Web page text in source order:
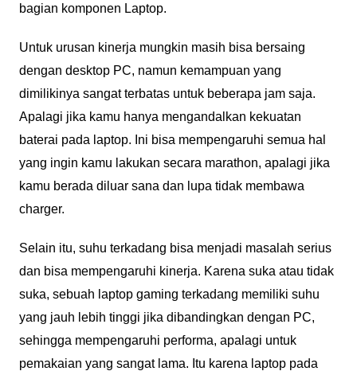
bagian komponen Laptop.
Untuk urusan kinerja mungkin masih bisa bersaing
dengan desktop PC, namun kemampuan yang
dimilikinya sangat terbatas untuk beberapa jam saja.
Apalagi jika kamu hanya mengandalkan kekuatan
baterai pada laptop. Ini bisa mempengaruhi semua hal
yang ingin kamu lakukan secara marathon, apalagi jika
kamu berada diluar sana dan lupa tidak membawa
charger.
Selain itu, suhu terkadang bisa menjadi masalah serius
dan bisa mempengaruhi kinerja. Karena suka atau tidak
suka, sebuah laptop gaming terkadang memiliki suhu
yang jauh lebih tinggi jika dibandingkan dengan PC,
sehingga mempengaruhi performa, apalagi untuk
pemakaian yang sangat lama. Itu karena laptop pada